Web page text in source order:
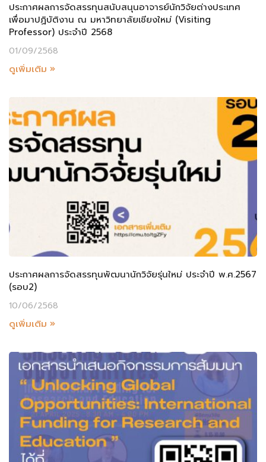
ประกาศผลการจัดสรรทุนสนับสนุนอาจารย์นักวิจัยต่างประเทศ
เพื่อมาปฏิบัติงาน ณ มหาวิทยาลัยเชียงใหม่ (Visiting
Professor) ประจำปี 2568
01/09/2568
ดูเพิ่มเติม »
ประกาศผลการจัดสรรทุนพัฒนานักวิจัยรุ่นใหม่ ประจำปี พ.ศ.2567
(รอบ2)
10/06/2568
ดูเพิ่มเติม »